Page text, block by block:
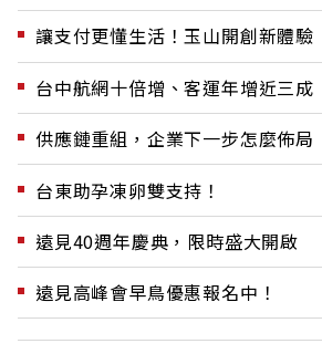
讓支付更懂生活！玉山開創新體驗
台中航網十倍增、客運年增近三成
供應鏈重組，企業下一步怎麼佈局
台東助孕凍卵雙支持！
遠見40週年慶典，限時盛大開啟
遠見高峰會早鳥優惠報名中！